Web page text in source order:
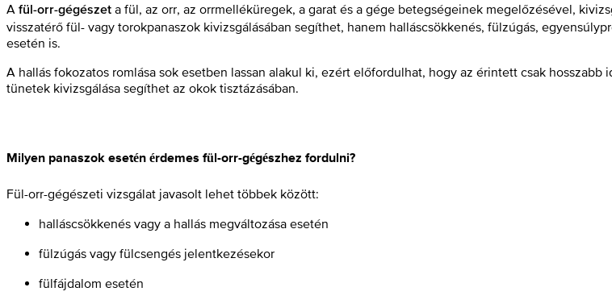
A fül-orr-gégészet a fül, az orr, az orrmelléküregek, a garat és a gége betegségeinek megelőzésével,
visszatérő fül- vagy torokpanaszok kivizsgálásában segíthet, hanem halláscsökkenés, fülzúgás,
esetén is.
A hallás fokozatos romlása sok esetben lassan alakul ki, ezért előfordulhat, hogy az érintett csak
tünetek kivizsgálása segíthet az okok tisztázásában.
Milyen panaszok esetén érdemes fül-orr-gégészhez fordulni?
Fül-orr-gégészeti vizsgálat javasolt lehet többek között:
halláscsökkenés vagy a hallás megváltozása esetén
fülzúgás vagy fülcsengés jelentkezésekor
fülfájdalom esetén